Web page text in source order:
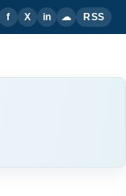
f X in ☁ RSS